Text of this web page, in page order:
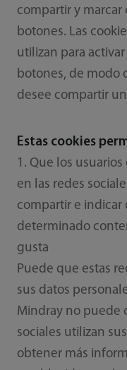
compartir y
botones. Las
utilizan para
botones, de modo
desee compartir
Estas cookies
1. Que los
en las redes
compartir e
determinado
gusta
Puede que estas
sus datos
Mindray no puede
sociales utilizan
obtener más